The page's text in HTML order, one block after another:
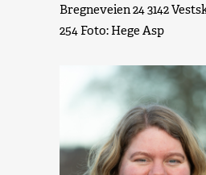
Bregneveien 24 3142
254 Foto: Hege Asp